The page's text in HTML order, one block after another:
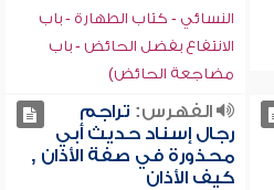
النسائي - كتاب الطهارة - باب
الانتفاع بفضل الحائض - باب
مضاجعة الحائض)
الفهرس: تراجم
رجال إسناد حديث أبي
محذورة في صفة الأذان ,
كيف الأذان